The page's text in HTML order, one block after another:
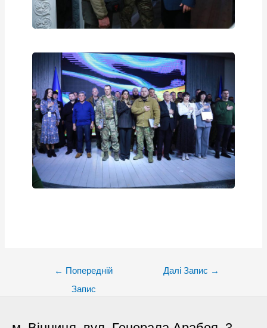
← Попередній
Запис
Далі Запис →